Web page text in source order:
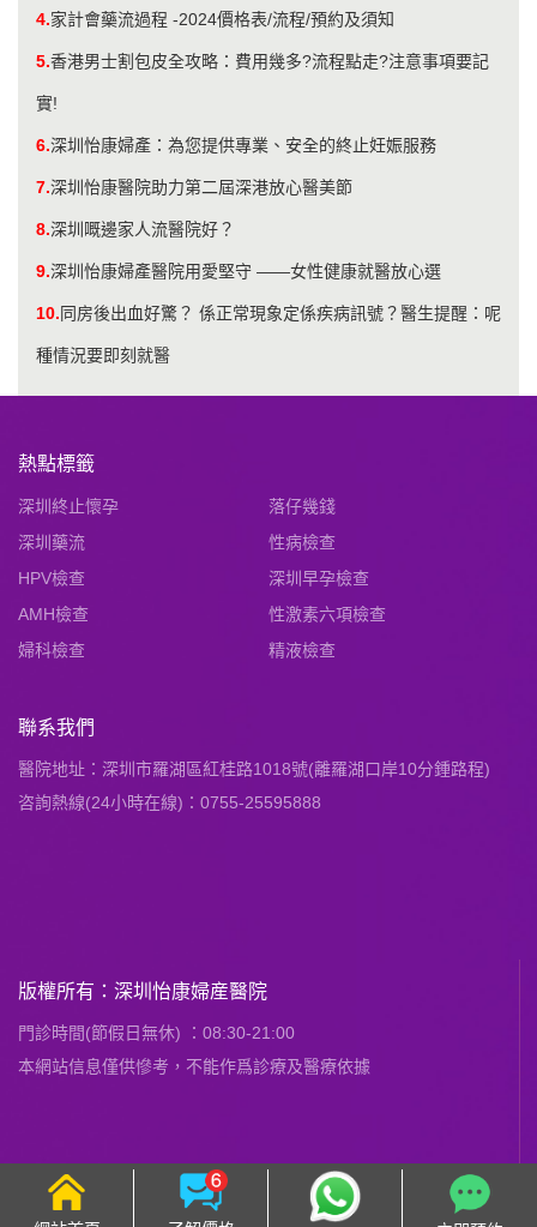
4.家計會藥流過程 -2024價格表/流程/預約及須知
5.香港男士割包皮全攻略：費用幾多?流程點走?注意事項要記
實!
6.深圳怡康婦產：為您提供專業、安全的終止妊娠服務
7.深圳怡康醫院助力第二屆深港放心醫美節
8.深圳嘅邊家人流醫院好？
9.深圳怡康婦產醫院用愛堅守 ——女性健康就醫放心選
10.同房後出血好驚？ 係正常現象定係疾病訊號？醫生提醒：呢
種情況要即刻就醫
熱點標籤
深圳終止懷孕
落仔幾錢
深圳藥流
性病檢查
HPV檢查
深圳早孕檢查
AMH檢查
性激素六項檢查
婦科檢查
精液檢查
聯系我們
醫院地址：深圳市羅湖區紅桂路1018號(離羅湖口岸10分鍾路程)
咨詢熱線(24小時在線)：0755-25595888
版權所有：深圳怡康婦産醫院
門診時間(節假日無休) ：08:30-21:00
本網站信息僅供慘考，不能作爲診療及醫療依據